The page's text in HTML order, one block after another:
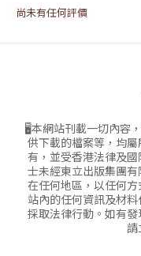
尚未有任何評價
🖥本網站刊載一切內容
供下載的檔案等，均
有，並受香港法律及
士未經東立出版集團
在任何地區，以任何
站內的任何資訊及材
採取法律行動。如有
請